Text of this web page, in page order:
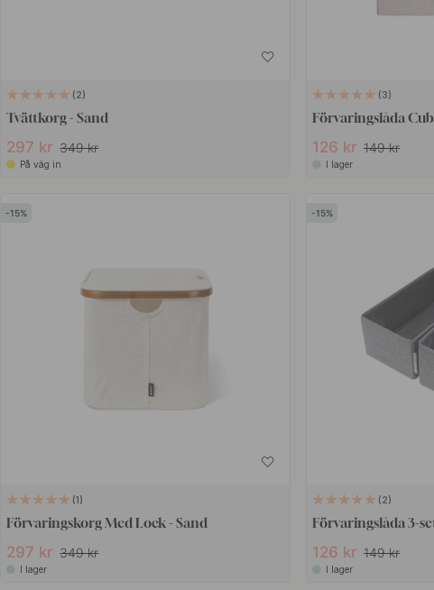
2
Tvättkorg - Sand
297 kr 349 kr
På väg in
3
Förvaringslåda
126 kr 149 kr
I lager
15
1
Förvaringskorg Med Lock - Sand
297 kr 349 kr
I lager
15
2
Förvaringslåda 3-
126 kr 149 kr
I lager